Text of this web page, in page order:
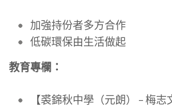
加強持份者多方合作
低碳環保由生活做起
教育專欄：
【裘錦秋中學（元朗） – 梅